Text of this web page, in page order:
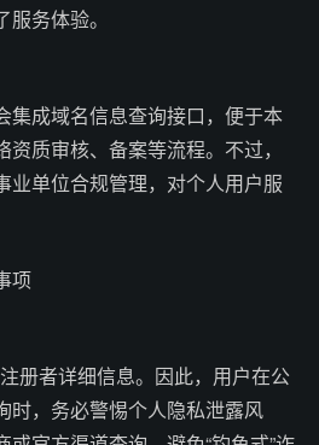
务体验。
集成域名信息查询接口，便于本
质审核、备案等流程。不过，
业单位合规管理，对个人用户服
项
册者详细信息。因此，用户在公
时，务必警惕个人隐私泄露风